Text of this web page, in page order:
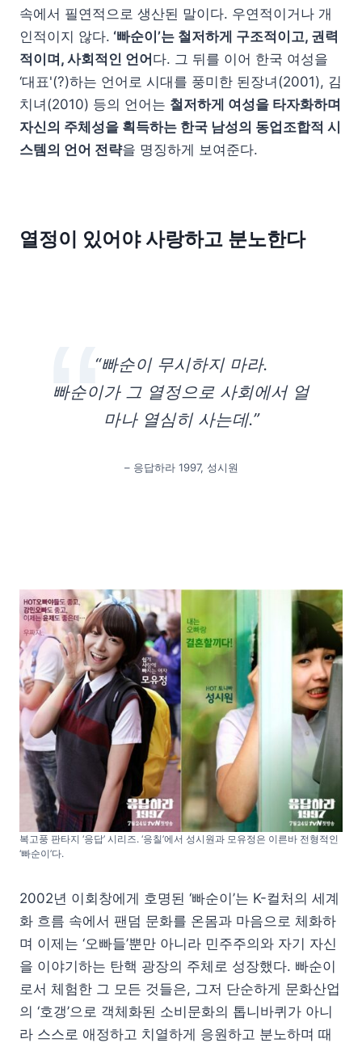
속에서 필연적으로 생산된 말이다. 우연적이거나 개
인적이지 않다. ‘빠순이’는 철저하게 구조적이고, 권력
적이며, 사회적인 언어다. 그 뒤를 이어 한국 여성을
‘대표'(?)하는 언어로 시대를 풍미한 된장녀(2001), 김
치녀(2010) 등의 언어는 철저하게 여성을 타자화하며
자신의 주체성을 획득하는 한국 남성의 동업조합적 시
스템의 언어 전략을 명징하게 보여준다.
열정이 있어야 사랑하고 분노한다
“빠순이 무시하지 마라.
빠순이가 그 열정으로 사회에서 얼
마나 열심히 사는데.”
– 응답하라 1997, 성시원
복고풍 판타지 ‘응답’ 시리즈. ‘응칠’에서 성시원과 모유정은 이른바 전형적인
‘빠순이’다.
2002년 이회창에게 호명된 ‘빠순이’는 K-컬처의 세계
화 흐름 속에서 팬덤 문화를 온몸과 마음으로 체화하
며 이제는 ‘오빠들’뿐만 아니라 민주주의와 자기 자신
을 이야기하는 탄핵 광장의 주체로 성장했다. 빠순이
로서 체험한 그 모든 것들은, 그저 단순하게 문화산업
의 ‘호갱’으로 객체화된 소비문화의 톱니바퀴가 아니
라 스스로 애정하고 치열하게 응원하고 분노하며 때